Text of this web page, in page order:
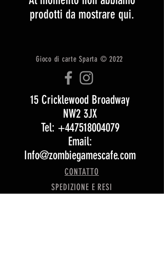
prodotti da mostrare qui.
Gioco di carte Sparta © 2022
15 Cricklewood Broadway
NW2 3JX
Tel: +447518004079
Email:
Info@zombiegamescafe.com
CONTATTO
SPEDIZIONE E RESI